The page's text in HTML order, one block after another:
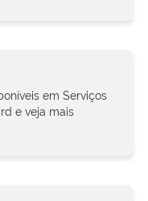
em Serviços
e veja mais